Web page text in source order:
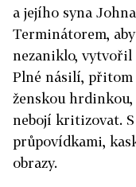
a jejího syna
Terminátorem,
nezaniklo, vytvořil
Plné násilí,
ženskou
nebojí kritizovat.
průpovídkami,
obrazy.